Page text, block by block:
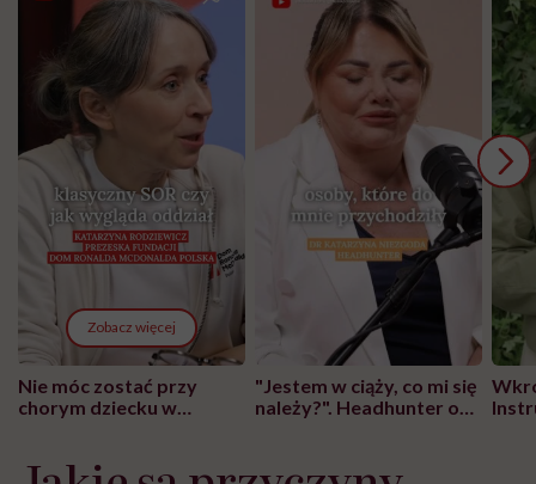
Zobacz więcej
Nie móc zostać przy
chorym dziecku w
może chyba tylko
"Jestem w ciąży, co mi się
należy?". Headhunter o
pracy